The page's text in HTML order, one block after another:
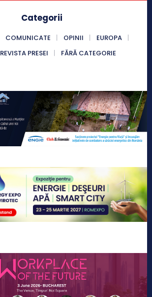
Categorii
COMUNICATE OPINII
EUROPA
REVISTA PRESEI FĂRĂ CATEGORIE